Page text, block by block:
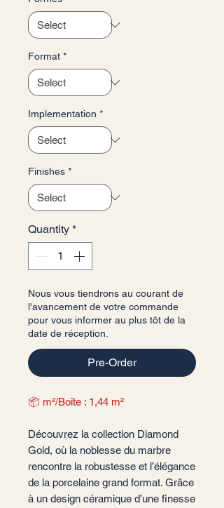
Format *
Implementation *
Finishes *
Quantity *
Nous vous tiendrons au courant de
l'avancement de votre commande
pour vous informer au plus tôt de la
date de réception.
Pre-Order
📦 m²/Boîte : 1,44 m²
Découvrez la collection Diamond
Gold, où la noblesse du marbre
rencontre la robustesse et l’élégance
de la porcelaine grand format. Grâce
à un design céramique d’une finesse